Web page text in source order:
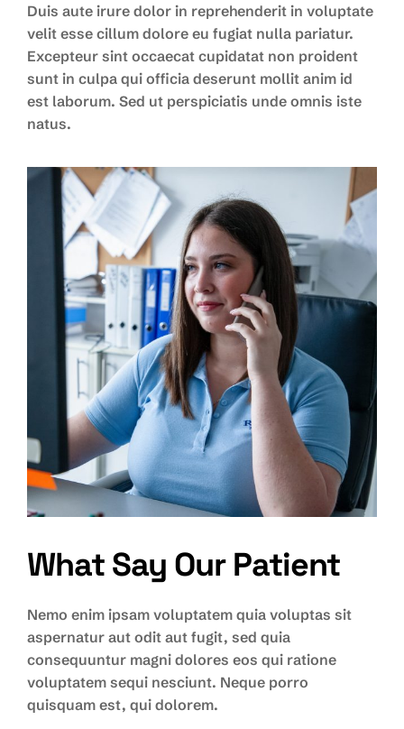
Duis aute irure dolor in reprehenderit in voluptate
velit esse cillum dolore eu fugiat nulla pariatur.
Excepteur sint occaecat cupidatat non proident
sunt in culpa qui officia deserunt mollit anim id
est laborum. Sed ut perspiciatis unde omnis iste
natus.
Adminisztrátor
Szécsi Barbi
What Say Our Patient
Nemo enim ipsam voluptatem quia voluptas sit
aspernatur aut odit aut fugit, sed quia
consequuntur magni dolores eos qui ratione
voluptatem sequi nesciunt. Neque porro
quisquam est, qui dolorem.